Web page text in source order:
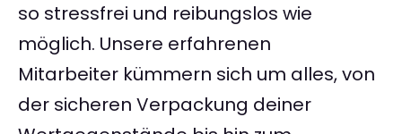
so stressfrei und reibungslos wie
möglich. Unsere erfahrenen
Mitarbeiter kümmern sich um alles, von
der sicheren Verpackung deiner